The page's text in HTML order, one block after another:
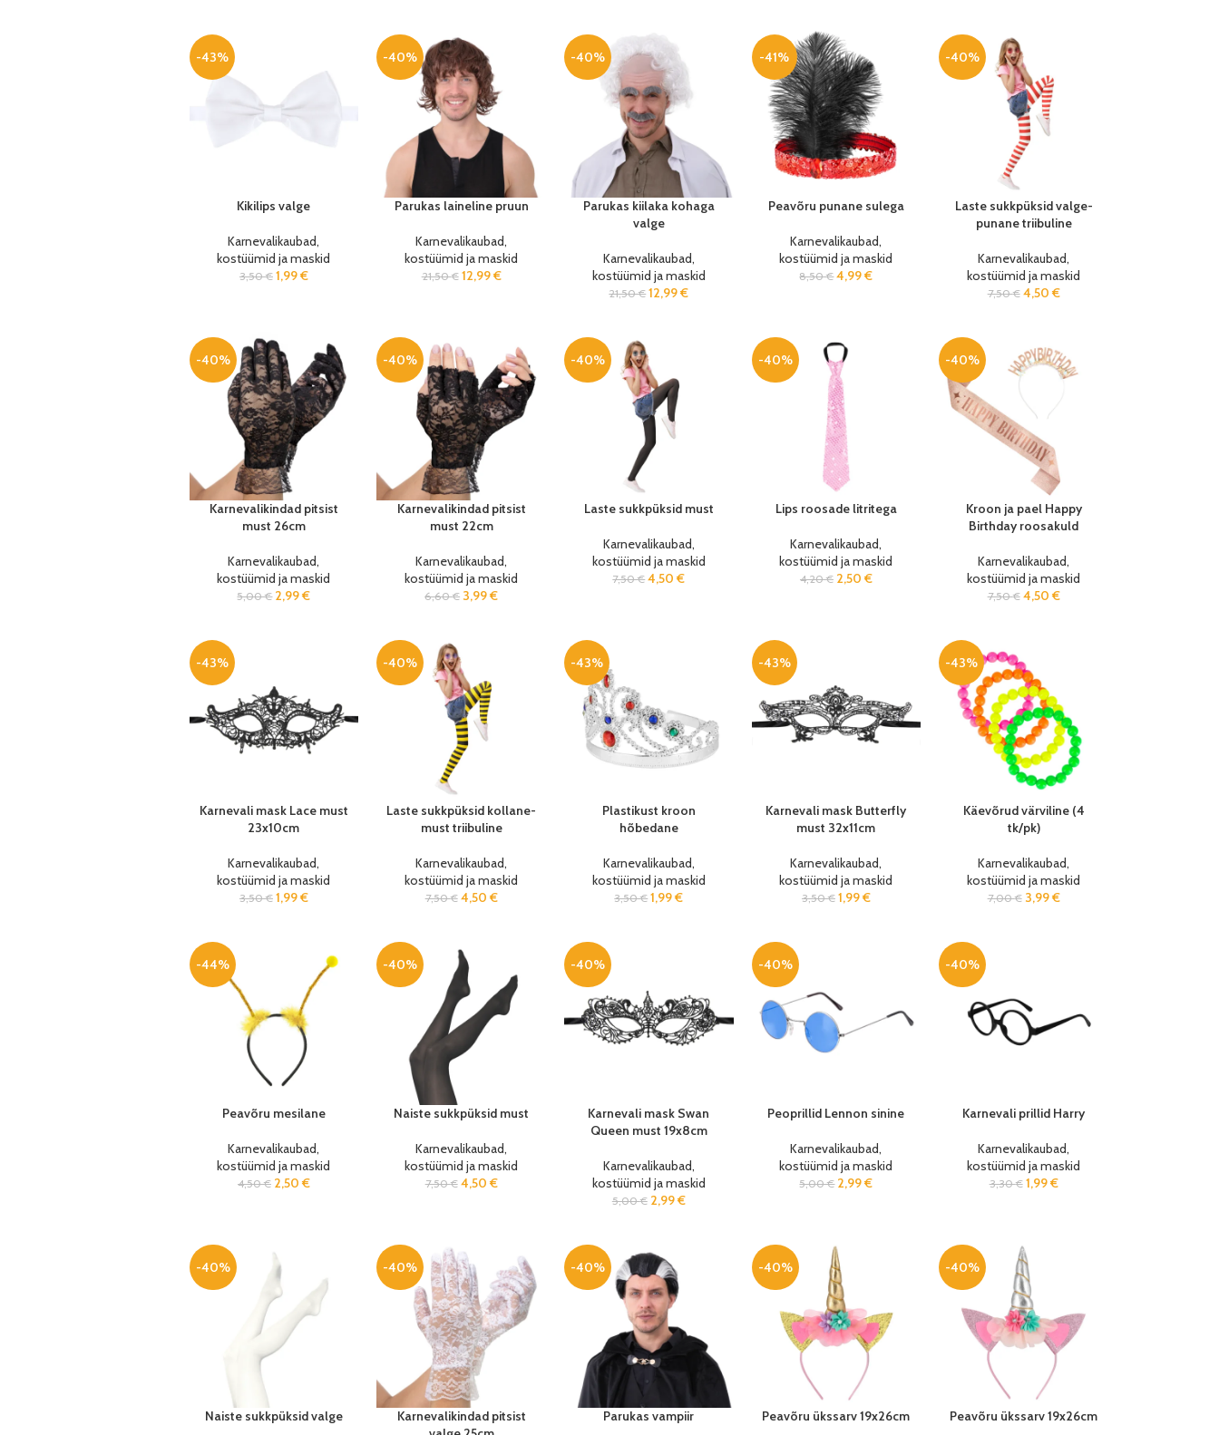
-43%
Kikilips valge
Karnevalikaubad,
kostüümid ja maskid
3,50€ 1,99€
-40%
Parukas laineline pruun
Karnevalikaubad,
kostüümid ja maskid
21,50€ 12,99€
-40%
Parukas kiilaka kohaga
valge
Karnevalikaubad,
kostüümid ja maskid
21,50€ 12,99€
-41%
Peavõru punane sulega
Karnevalikaubad,
kostüümid ja maskid
8,50€ 4,99€
-40%
Laste sukkpüksid valge-
punane triibuline
Karnevalikaubad,
kostüümid ja maskid
7,50€ 4,50 €
-40%
Karnevalikindad pitsist
must 26cm
Karnevalikaubad,
kostüümid ja maskid
5,00€ 2,99€
-40%
Karnevalikindad pitsist
must 22cm
Karnevalikaubad,
kostüümid ja maskid
6,60€ 3,99€
-40%
Laste sukkpüksid must
Karnevalikaubad,
kostüümid ja maskid
7,50€ 4,50€
-40%
Lips roosade litritega
Karnevalikaubad,
kostüümid ja maskid
4,20€ 2,50 €
-40%
Kroon ja pael Happy
Birthday roosakuld
Karnevalikaubad,
kostüümid ja maskid
7,50€ 4,50 €
-43%
Karnevali mask Lace must
23x10cm
Karnevalikaubad,
kostüümid ja maskid
3,50€ 1,99€
-40%
Laste sukkpüksid kollane-
must triibuline
Karnevalikaubad,
kostüümid ja maskid
7,50€ 4,50 €
-43%
Plastikust kroon
hõbedane
Karnevalikaubad,
kostüümid ja maskid
3,50€ 1,99€
-43%
Karnevali mask Butterfly
must 32x11cm
Karnevalikaubad,
kostüümid ja maskid
3,50€ 1,99€
-43%
Käevõrud värviline (4
tk/pk)
Karnevalikaubad,
kostüümid ja maskid
7,00€ 3,99€
-44%
Peavõru mesilane
Karnevalikaubad,
kostüümid ja maskid
4,50€ 2,50 €
-40%
Naiste sukkpüksid must
Karnevalikaubad,
kostüümid ja maskid
7,50€ 4,50 €
-40%
Karnevali mask Swan
Queen must 19x8cm
Karnevalikaubad,
kostüümid ja maskid
5,00€ 2,99€
-40%
Peoprillid Lennon sinine
Karnevalikaubad,
kostüümid ja maskid
5,00€ 2,99€
-40%
Karnevali prillid Harry
Karnevalikaubad,
kostüümid ja maskid
3,30€ 1,99€
-40%
Naiste sukkpüksid valge
-40%
Karnevalikindad pitsist
-40%
Parukas vampiir
-40%
Peavõru ükssarv 19x26cm
-40%
Peavõru ükssarv 19x26cm